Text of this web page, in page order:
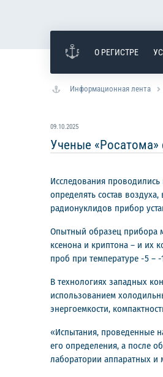
О РЕГИСТРЕ
Информационная лента
09.10.2025
Ученые «Росатома»
Исследования
определять состав
радионуклидов прибор
Опытный образец прибора
ксенона и криптона – и их
проб при температуре -5 –
В технологиях западных
использованием
энергоемкости,
«Испытания, проведенные
его определения, а после
лаборатории аппаратных и